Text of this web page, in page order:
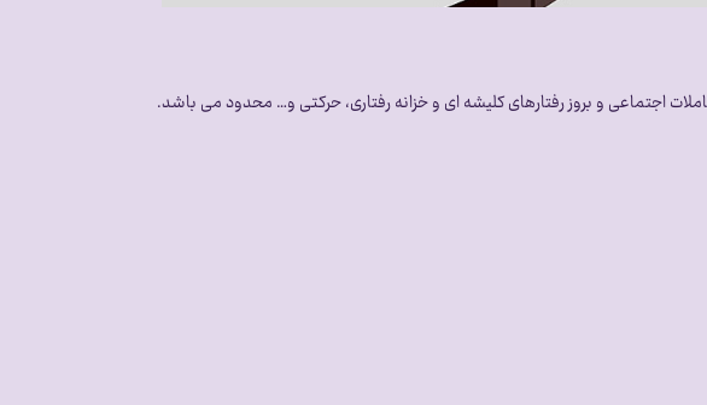
اجتماعی و بروز رفتارهای کلیشه ای و خزانه رفتاری، حرکتی و… محدود می باشد.